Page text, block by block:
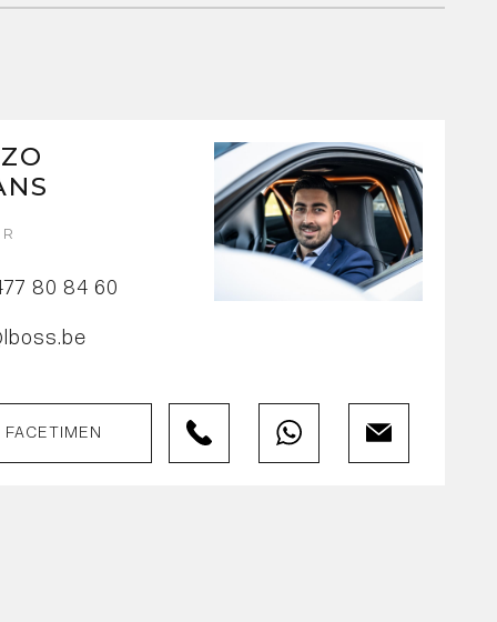
80 84 60
FACETIMEN